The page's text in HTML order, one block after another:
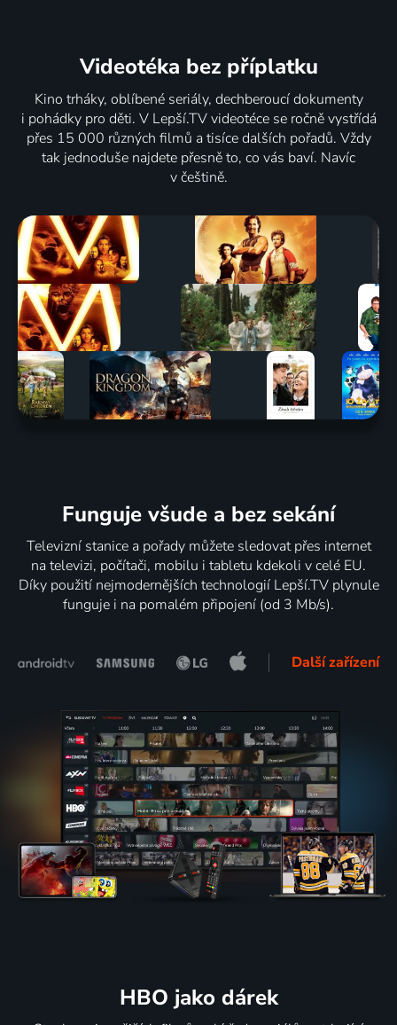
Videotéka bez příplatku
Kino trháky, oblíbené seriály, dechberoucí dokumenty
i pohádky pro děti. V Lepší.TV videotéce se ročně vystřídá
přes 15 000 různých filmů a tisíce dalších pořadů. Vždy
tak jednoduše najdete přesně to, co vás baví. Navíc
v češtině.
Funguje všude a bez sekání
Televizní stanice a pořady můžete sledovat přes internet
na televizi, počítači, mobilu i tabletu kdekoli v celé EU.
Díky použití nejmodernějších technologií Lepší.TV plynule
funguje i na pomalém připojení (od 3 Mb/s).
Další zařízení
HBO jako dárek